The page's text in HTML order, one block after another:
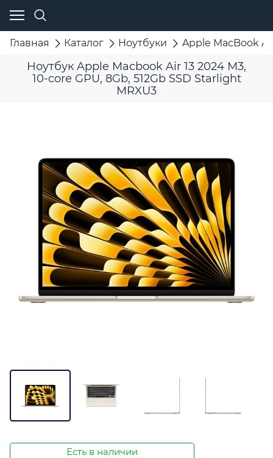
Главная Каталог Ноутбуки Apple MacBook
Ноутбук Apple Macbook Air 13 2024 M3,
10-core GPU, 8Gb, 512Gb SSD Starlight
MRXU3
Есть в наличии